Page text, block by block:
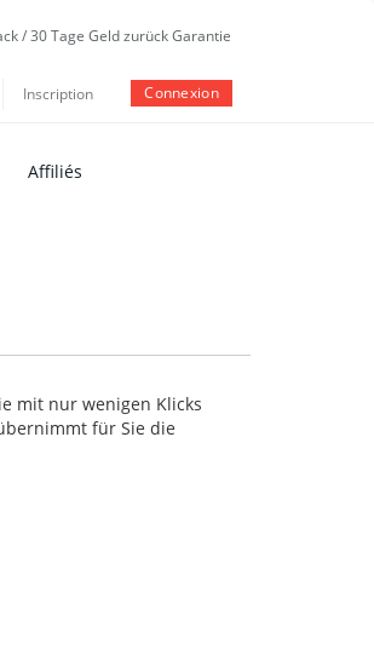
Inscription Connexion
Affiliés
mit nur wenigen Klicks
für Sie die